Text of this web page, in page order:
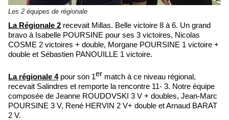
Les 2 équipes de régionale
La Régionale 2 recevait Millas. Belle victoire 8 à 6. Un grand
bravo à Isabelle POURSINE pour ses 3 victoires, Nicolas
COSME 2 victoires + double, Morgane POURSINE 1 victoire +
double et Sébastien PANOUILLE 1 victoire.
La régionale 4pour son 1er match à ce niveau régional,
recevait Salindres et remporte la rencontre 11- 3. Notre équipe
composée de Jeanne ROUDOVSKI 3 V + doubles, Jean-Marc
POURSINE 3 V, René HERVIN 2 V+ double et Arnaud BARAT
2 V.